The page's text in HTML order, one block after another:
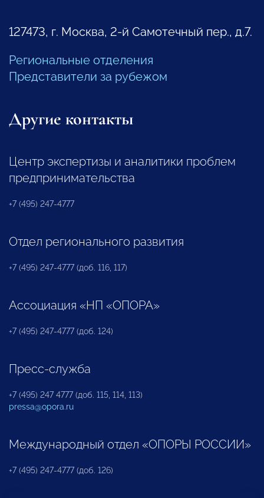
127473, г. Москва, 2-й Самотечный пер., д.7.
Региональные отделения
Представители за рубежом
Другие контакты
Центр экспертизы и аналитики проблем
предпринимательства
+7 (495) 247-4777
Отдел регионального развития
+7 (495) 247-4777 (доб. 116, 117)
Ассоциация «НП «ОПОРА»
+7 (495) 247-4777 (доб. 124)
Пресс-служба
+7 (495) 247 4777 (доб. 115, 114, 113)
pressa@opora.ru
Международный отдел «ОПОРЫ РОССИИ»
+7 (495) 247-4777 (доб. 126)